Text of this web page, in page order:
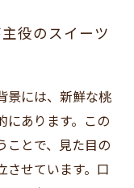
ーキのレシピ
役のスイーツ
景には、新鮮な桃
にあります。この
ことで、見た目の
せています。口